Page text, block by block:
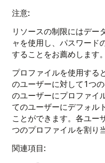
注意:
リソースの制限にはデー
ャを使用し、パスワード
することをお薦めします。
プロファイルを使用する
のユーザーに対して1つ
のユーザーにプロファイ
てのユーザーにデフォル
ことができます。各ユー
つのプロファイルを割り
関連項目: